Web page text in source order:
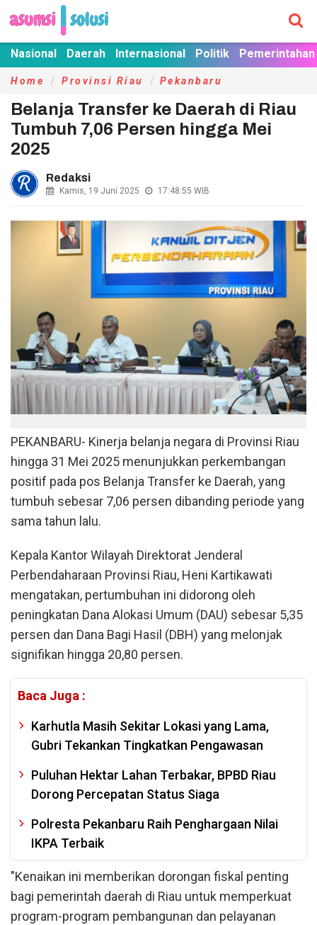
Nasional Daerah Internasional Politik Pemerintahan
Home Provinsi Riau Pekanbaru
Belanja Transfer ke Daerah di Riau
Tumbuh 7,06 Persen hingga Mei
2025
Redaksi
Kamis, 19 Juni 2025 17:48:55 WIB
PEKANBARU- Kinerja belanja negara di Provinsi Riau
hingga 31 Mei 2025 menunjukkan perkembangan
positif pada pos Belanja Transfer ke Daerah, yang
tumbuh sebesar 7,06 persen dibanding periode yang
sama tahun lalu.
Kepala Kantor Wilayah Direktorat Jenderal
Perbendaharaan Provinsi Riau, Heni Kartikawati
mengatakan, pertumbuhan ini didorong oleh
peningkatan Dana Alokasi Umum (DAU) sebesar 5,35
persen dan Dana Bagi Hasil (DBH) yang melonjak
signifikan hingga 20,80 persen.
Baca Juga :
Karhutla Masih Sekitar Lokasi yang Lama,
Gubri Tekankan Tingkatkan Pengawasan
Puluhan Hektar Lahan Terbakar, BPBD Riau
Dorong Percepatan Status Siaga
Polresta Pekanbaru Raih Penghargaan Nilai
IKPA Terbaik
"Kenaikan ini memberikan dorongan fiskal penting
bagi pemerintah daerah di Riau untuk memperkuat
program-program pembangunan dan pelayanan